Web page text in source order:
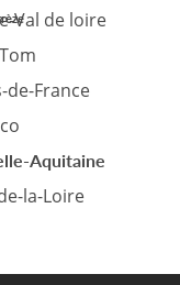
Val de loire
de-France
Aquitaine
la-Loire